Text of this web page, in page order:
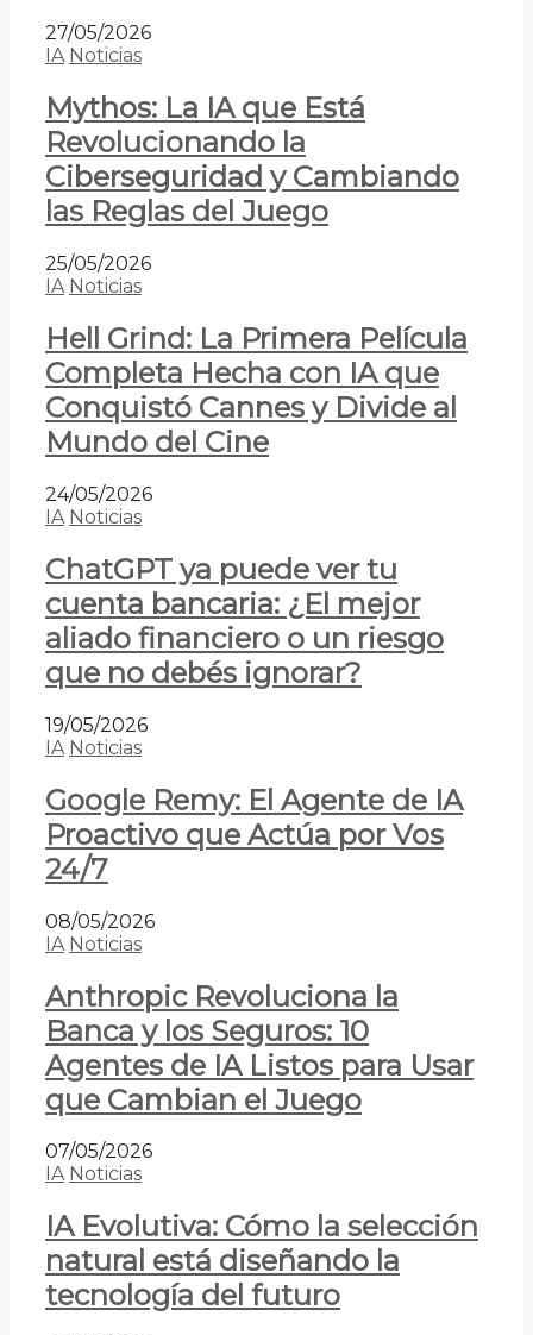
27/05/2026
IA Noticias
Mythos: La IA que Está
Revolucionando la
Ciberseguridad y Cambiando
las Reglas del Juego
25/05/2026
IA Noticias
Hell Grind: La Primera Película
Completa Hecha con IA que
Conquistó Cannes y Divide al
Mundo del Cine
24/05/2026
IA Noticias
ChatGPT ya puede ver tu
cuenta bancaria: ¿El mejor
aliado financiero o un riesgo
que no debés ignorar?
19/05/2026
IA Noticias
Google Remy: El Agente de IA
Proactivo que Actúa por Vos
24/7
08/05/2026
IA Noticias
Anthropic Revoluciona la
Banca y los Seguros: 10
Agentes de IA Listos para Usar
que Cambian el Juego
07/05/2026
IA Noticias
IA Evolutiva: Cómo la selección
natural está diseñando la
tecnología del futuro